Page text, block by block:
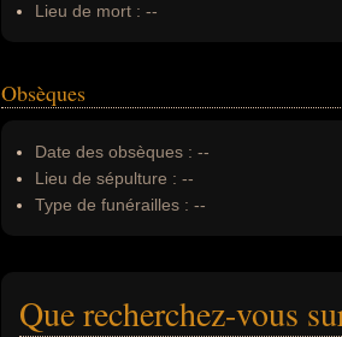
Lieu de mort : --
Obsèques
Date des obsèques : --
Lieu de sépulture : --
Type de funérailles : --
Que recherchez-vous